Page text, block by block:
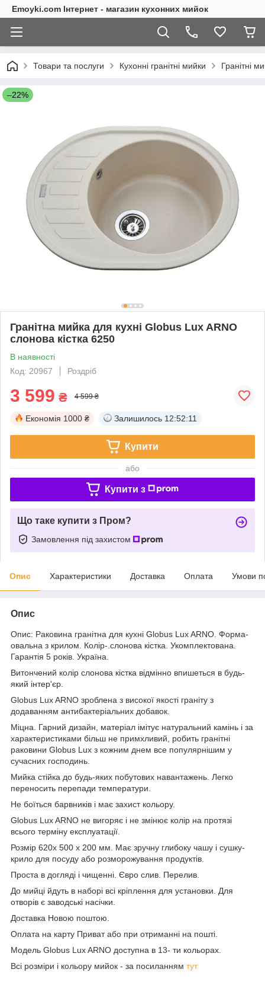
Emoyki.com Інтернет - магазин кухонних мийок
Товари та послуги Кухонні гранітні мийки Гранітні
–22%
Гранітна мийка для кухні Globus Lux ARNO
слонова кістка 6250
В наявності
Код: 20967
Роздріб
3 599 ₴ 4 599 ₴
Економія 1000 ₴ Залишилось 12:52:10
Купити
або
Купити з
Що таке купити з Пром?
Замовлення під захистом
Опис Характеристики Доставка Оплата Умови
Опис
Опис: Раковина гранітна для кухні Globus Lux ARNO. Форма-
овальна з крилом. Колір-.слонова кістка. Укомплектована.
Гарантія 5 років. Україна.
Витончений колір слонова кістка відмінно впишеться в будь-
який інтер'єр.
Globus Lux ARNO зроблена з високої якості граніту з
додаванням антибактеріальних добавок.
Міцна. Гарний дизайн, матеріал імітує натуральний камінь і за
характеристиками більш не примхливий, робить гранітні
раковини Globus Lux з кожним днем все популярнішим у
сучасних господинь.
Мийка стійка до будь-яких побутових навантажень. Легко
переносить перепади температури.
Не боїться барвників і має захист кольору.
Globus Lux ARNO не вигоряє і не змінює колір на протязі
всього терміну експлуатації.
Розмір 620х 500 х 200 мм. Має зручну глибоку чашу і сушку-
крило для посуду або розморожування продуктів.
Проста в догляді і чищенні. Євро слив. Перелив.
До мийці йдуть в наборі всі кріплення для установки. Для
отворів є заводські насічки.
Доставка Новою поштою.
Оплата на карту Приват або при отриманні на пошті.
Модель Globus Lux ARNO доступна в 13- ти кольорах.
Всі розміри і кольору мийок - за посиланням тут